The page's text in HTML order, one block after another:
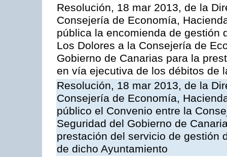
Resolución, 18 mar 2013, de la
Consejería de Economía,
pública la encomienda de gestión
Los Dolores a la Consejería de
Gobierno de Canarias para la
en vía ejecutiva de los débitos de
Resolución, 18 mar 2013, de la
Consejería de Economía,
público el Convenio entre la
Seguridad del Gobierno de
prestación del servicio de gestión
de dicho Ayuntamiento